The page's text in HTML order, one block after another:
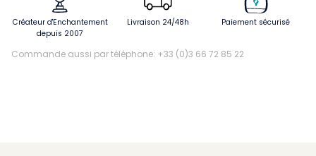
Créateur d'Enchantement
depuis 2007
Livraison 24/48h Paiement sécurisé
Commande aussi par téléphone: +33 (0)3 66 72 85 22